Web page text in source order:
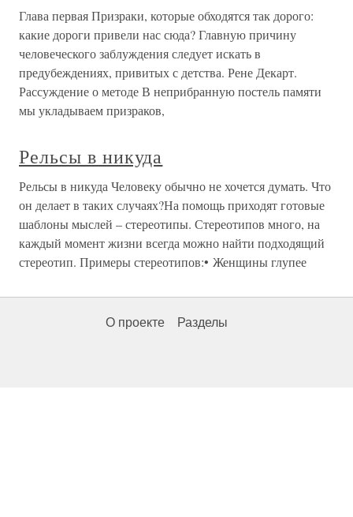
Глава первая Призраки, которые обходятся так дорого:
какие дороги привели нас сюда? Главную причину
человеческого заблуждения следует искать в
предубеждениях, привитых с детства. Рене Декарт.
Рассуждение о методе В неприбранную постель памяти
мы укладываем призраков,
Рельсы в никуда
Рельсы в никуда Человеку обычно не хочется думать. Что
он делает в таких случаях?На помощь приходят готовые
шаблоны мыслей – стереотипы. Стереотипов много, на
каждый момент жизни всегда можно найти подходящий
стереотип. Примеры стереотипов:• Женщины глупее
О проекте Разделы